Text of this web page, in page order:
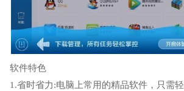
软件特色
1.省时省力:电脑上常用的精品软件，只需